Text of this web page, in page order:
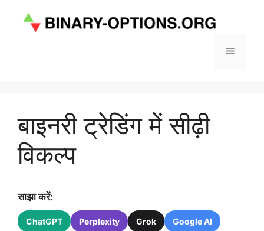
Menu
बाइनरी ट्रेडिंग में सीढ़ी
विकल्प
साझा करें:
ChatGPT Perplexity Grok Google AI